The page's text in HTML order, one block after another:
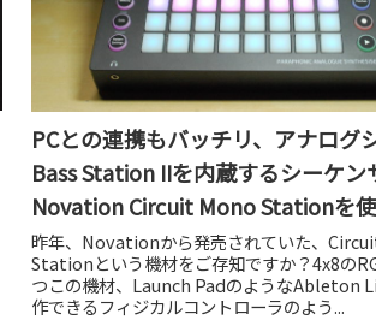
PCとの連携もバッチリ、アナログ
Bass Station IIを内蔵するシーケン
Novation Circuit Mono Stationを
昨年、Novationから発売されていた、
Stationという機材をご存知ですか？4x8の
つこの機材、Launch PadのようなAbleton
作できるフィジカルコントローラのよう...